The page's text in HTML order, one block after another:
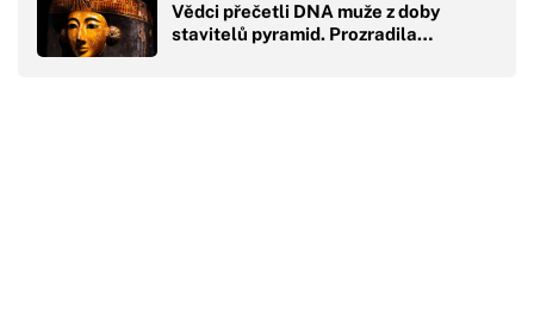
Vědci přečetli DNA muže z doby
stavitelů pyramid. Prozradila…